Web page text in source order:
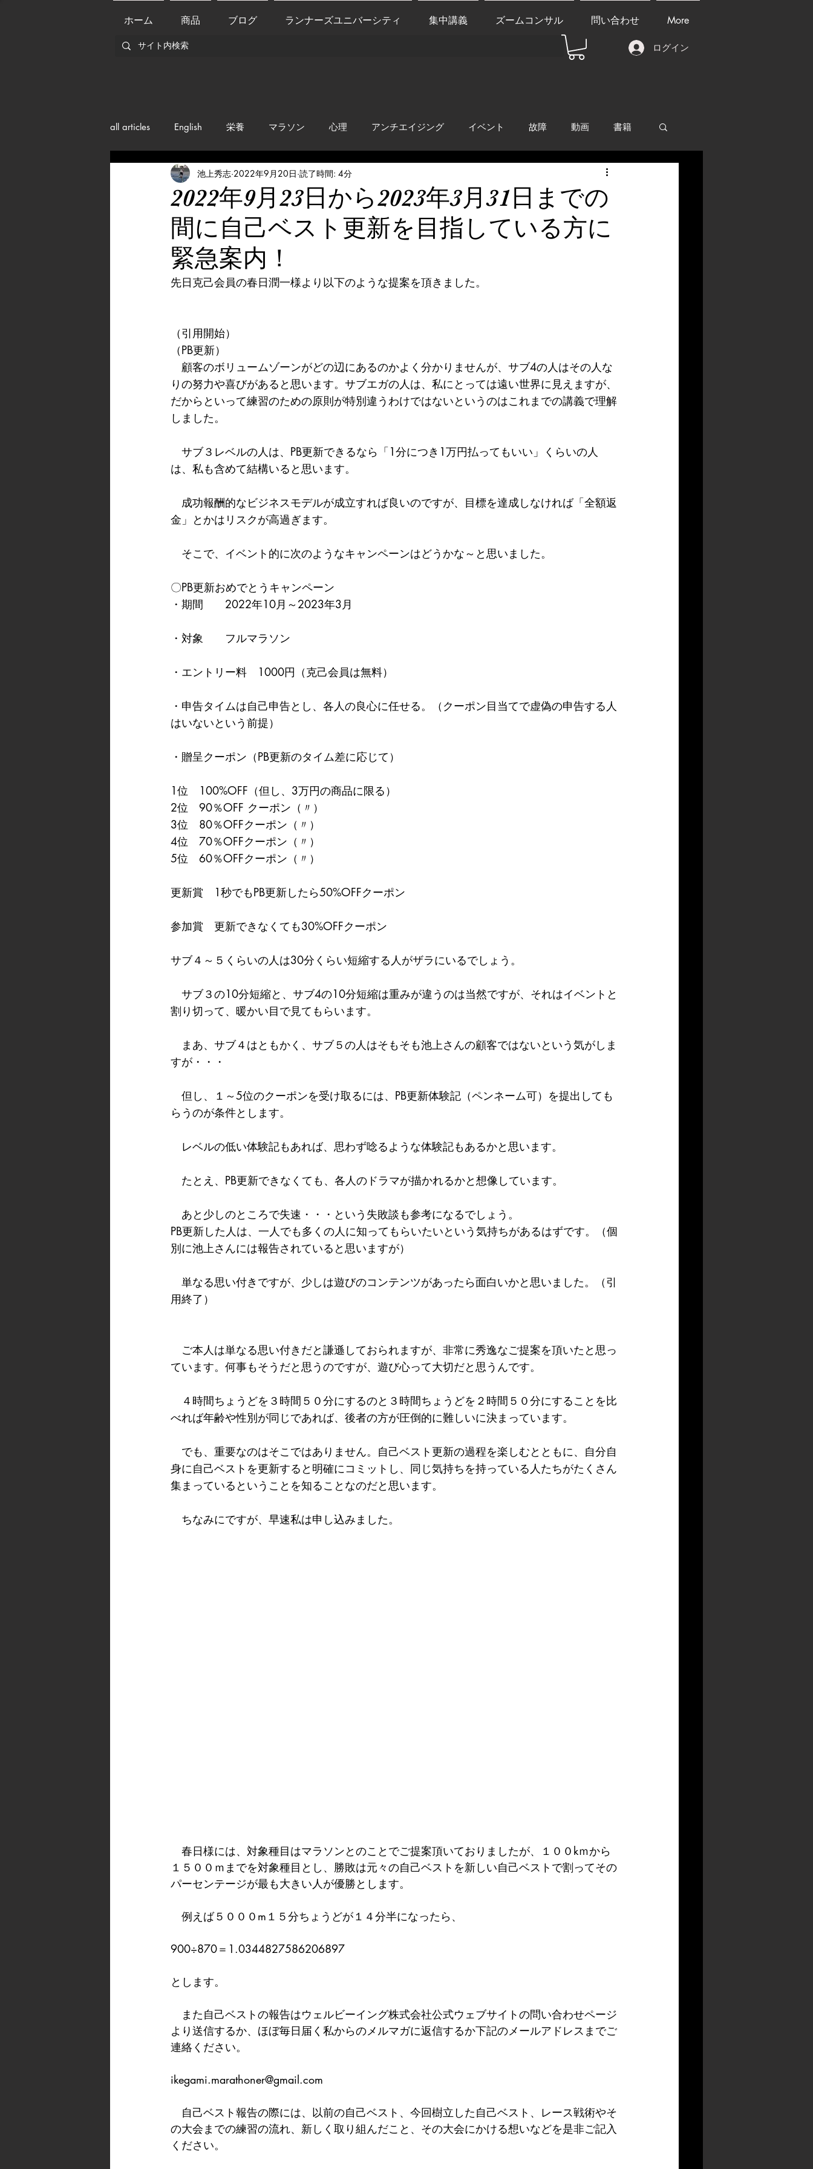
ホーム 商品 ブログ ランナーズユニバーシティ 集中講義 ズームコンサル 問い合わせ More
ログイン
all articles English 栄養 マラソン 心理 アンチエイジング イベント 故障 動画 書籍
メンバー紹介 Nutrition anti-inflammation
health mamagement セールス 走り方 極秘
2022年9月23日から2023年3月31日までの
間に自己ベスト更新を目指している方に
緊急案内！
池上秀志 2022年9月20日 読了時間: 4分
先日克己会員の春日潤一様より以下のような提案を頂きました。
（引用開始）
（PB更新）
顧客のボリュームゾーンがどの辺にあるのかよく分かりませんが、サブ4の人はその人な
りの努力や喜びがあると思います。サブエガの人は、私にとっては遠い世界に見えますが、
だからといって練習のための原則が特別違うわけではないというのはこれまでの講義で理解
しました。
サブ３レベルの人は、PB更新できるなら「1分につき1万円払ってもいい」くらいの人
は、私も含めて結構いると思います。
成功報酬的なビジネスモデルが成立すれば良いのですが、目標を達成しなければ「全額返
金」とかはリスクが高過ぎます。
そこで、イベント的に次のようなキャンペーンはどうかな～と思いました。
〇PB更新おめでとうキャンペーン
・期間　　2022年10月～2023年3月
・対象　　フルマラソン
・エントリー料　1000円（克己会員は無料）
・申告タイムは自己申告とし、各人の良心に任せる。（クーポン目当てで虚偽の申告する人
はいないという前提）
・贈呈クーポン（PB更新のタイム差に応じて）
1位　100%OFF（但し、3万円の商品に限る）
2位　90％OFF クーポン（〃）
3位　80％OFFクーポン（〃）
4位　70％OFFクーポン（〃）
5位　60％OFFクーポン（〃）
更新賞　1秒でもPB更新したら50%OFFクーポン
参加賞　更新できなくても30%OFFクーポン
サブ４～５くらいの人は30分くらい短縮する人がザラにいるでしょう。
サブ３の10分短縮と、サブ4の10分短縮は重みが違うのは当然ですが、それはイベントと
割り切って、暖かい目で見てもらいます。
まあ、サブ４はともかく、サブ５の人はそもそも池上さんの顧客ではないという気がしま
すが・・・
但し、１～5位のクーポンを受け取るには、PB更新体験記（ペンネーム可）を提出しても
らうのが条件とします。
レベルの低い体験記もあれば、思わず唸るような体験記もあるかと思います。
たとえ、PB更新できなくても、各人のドラマが描かれるかと想像しています。
あと少しのところで失速・・・という失敗談も参考になるでしょう。
PB更新した人は、一人でも多くの人に知ってもらいたいという気持ちがあるはずです。（個
別に池上さんには報告されていると思いますが）
単なる思い付きですが、少しは遊びのコンテンツがあったら面白いかと思いました。（引
用終了）
ご本人は単なる思い付きだと謙遜しておられますが、非常に秀逸なご提案を頂いたと思っ
ています。何事もそうだと思うのですが、遊び心って大切だと思うんです。
４時間ちょうどを３時間５０分にするのと３時間ちょうどを２時間５０分にすることを比
べれば年齢や性別が同じであれば、後者の方が圧倒的に難しいに決まっています。
でも、重要なのはそこではありません。自己ベスト更新の過程を楽しむとともに、自分自
身に自己ベストを更新すると明確にコミットし、同じ気持ちを持っている人たちがたくさん
集まっているということを知ることなのだと思います。
ちなみにですが、早速私は申し込みました。
春日様には、対象種目はマラソンとのことでご提案頂いておりましたが、１００kｍから
１５００ｍまでを対象種目とし、勝敗は元々の自己ベストを新しい自己ベストで割ってその
パーセンテージが最も大きい人が優勝とします。
例えば５０００m１５分ちょうどが１４分半になったら、
900÷870＝1.0344827586206897
とします。
また自己ベストの報告はウェルビーイング株式会社公式ウェブサイトの問い合わせページ
より送信するか、ほぼ毎日届く私からのメルマガに返信するか下記のメールアドレスまでご
連絡ください。
ikegami.marathoner@gmail.com
自己ベスト報告の際には、以前の自己ベスト、今回樹立した自己ベスト、レース戦術やそ
の大会までの練習の流れ、新しく取り組んだこと、その大会にかける想いなどを是非ご記入
ください。